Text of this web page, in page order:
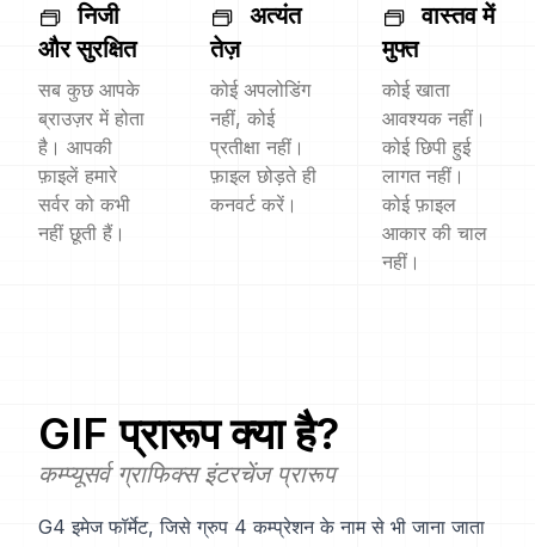
निजी
और सुरक्षित
सब कुछ आपके
ब्राउज़र में होता
है। आपकी
फ़ाइलें हमारे
सर्वर को कभी
नहीं छूती हैं।
अत्यंत
तेज़
कोई अपलोडिंग
नहीं, कोई
प्रतीक्षा नहीं।
फ़ाइल छोड़ते ही
कनवर्ट करें।
वास्तव में
मुफ्त
कोई खाता
आवश्यक नहीं।
कोई छिपी हुई
लागत नहीं।
कोई फ़ाइल
आकार की चाल
नहीं।
GIF प्रारूप क्या है?
कम्प्यूसर्व ग्राफिक्स इंटरचेंज प्रारूप
G4 इमेज फॉर्मेट, जिसे ग्रुप 4 कम्प्रेशन के नाम से भी जाना जाता